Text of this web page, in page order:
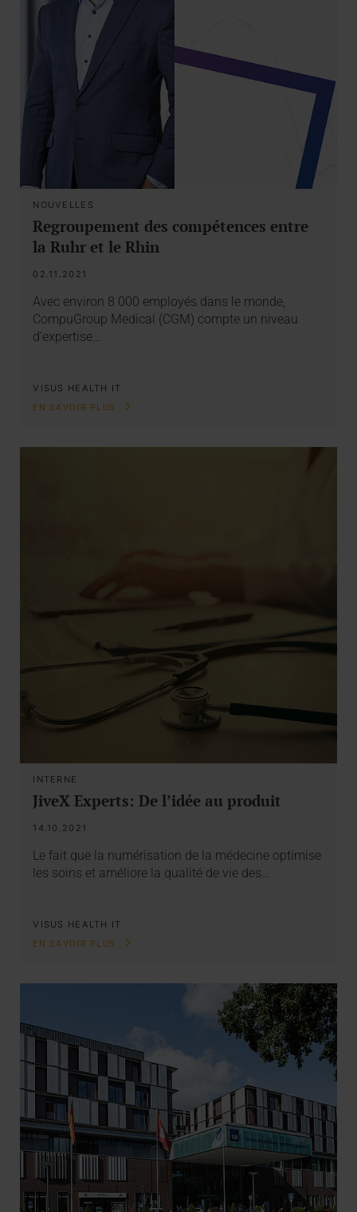
NOUVELLES
Regroupement des compétences entre
la Ruhr et le Rhin
02.11.2021
Avec environ 8 000 employés dans le monde,
CompuGroup Medical (CGM) compte un niveau
d’expertise…
VISUS HEALTH IT
EN SAVOIR PLUS
INTERNE
JiveX Experts: De l’idée au produit
14.10.2021
Le fait que la numérisation de la médecine optimise
les soins et améliore la qualité de vie des…
VISUS HEALTH IT
EN SAVOIR PLUS